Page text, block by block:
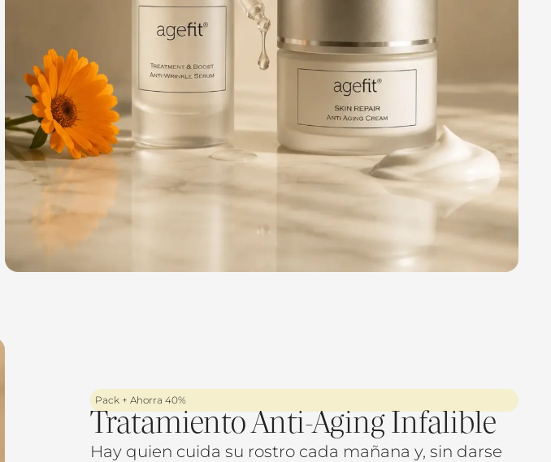
Pack + Ahorra 40%
Tratamiento Anti-Aging Infalible
Hay quien cuida su rostro cada mañana y, sin darse